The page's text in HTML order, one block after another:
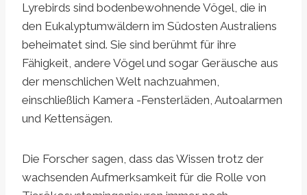
Lyrebirds sind bodenbewohnende Vögel, die in
den Eukalyptumwäldern im Südosten Australiens
beheimatet sind. Sie sind berühmt für ihre
Fähigkeit, andere Vögel und sogar Geräusche aus
der menschlichen Welt nachzuahmen,
einschließlich Kamera -Fensterläden, Autoalarmen
und Kettensägen.
Die Forscher sagen, dass das Wissen trotz der
wachsenden Aufmerksamkeit für die Rolle von